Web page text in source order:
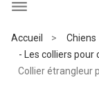
Accueil > Chiens
- Les colliers pour
Collier étrangleur